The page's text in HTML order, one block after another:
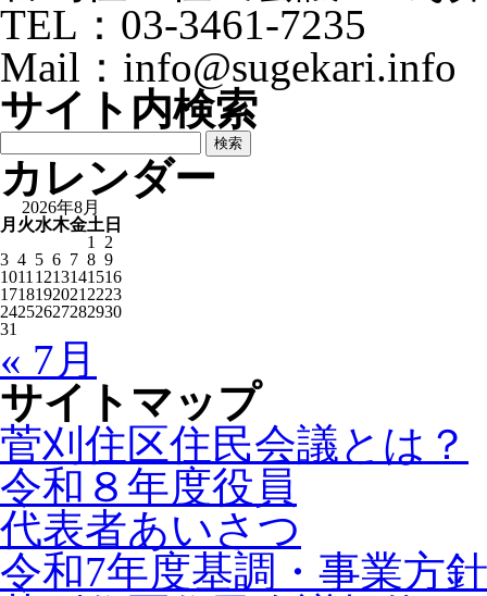
TEL：03-3461-7235
Mail：info@sugekari.info
サイト内検索
検
索:
カレンダー
2026年8月
月 火水木金土 日
1
2
3 4 5 6 7 8 9
1011 1213141516
1718192021 2223
24252627282930
31
« 7月
サイトマップ
菅刈住区住民会議とは？
令和８年度役員
代表者あいさつ
令和7年度基調・事業方針